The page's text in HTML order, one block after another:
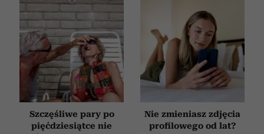
Szczęśliwe pary po
pięćdziesiątce nie
Nie zmieniasz zdjęcia
profilowego od lat?